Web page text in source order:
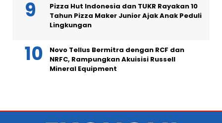
Pizza Hut Indonesia dan TUKR Rayakan 10
Tahun Pizza Maker Junior Ajak Anak Peduli
Lingkungan
Novo Tellus Bermitra dengan RCF dan
NRFC, Rampungkan Akuisisi Russell
Mineral Equipment